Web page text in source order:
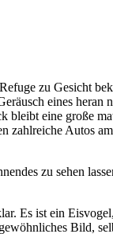
zu Gesicht
eines
bleibt eine große
Autos
zu sehen
Es ist ein
Bild,